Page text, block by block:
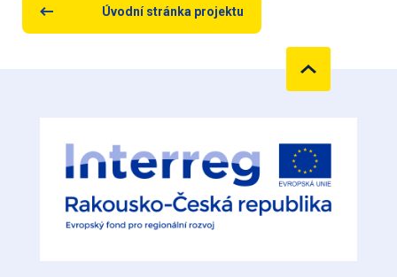
Úvodní stránka projektu